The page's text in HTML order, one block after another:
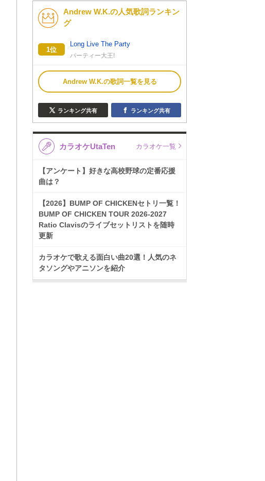
Andrew W.K.の人気歌詞ランキン
グ
1位
Long Live The Party
パーティー大王!
Andrew W.K.の歌詞一覧を見る
ランキング共有 ランキング共有
カラオケUtaTen カラオケ一覧
【アンケート】好きな高校野球の定番応援
曲は？
【2026】BUMP OF CHICKENセトリ一覧！
BUMP OF CHICKEN TOUR 2026-2027
Ratio Clavisのライブセットリストを随時
更新
カラオケで歌える面白い曲20選！人気のネ
タソングやアニソンを紹介